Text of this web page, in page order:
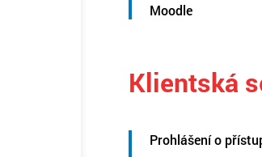
Moodle
Klientská
Prohlášení o